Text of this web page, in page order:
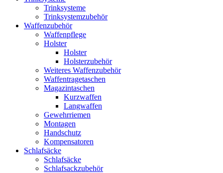
Trinksysteme
Trinksystemzubehör
Waffenzubehör
Waffenpflege
Holster
Holster
Holsterzubehör
Weiteres Waffenzubehör
Waffentragetaschen
Magazintaschen
Kurzwaffen
Langwaffen
Gewehrriemen
Montagen
Handschutz
Kompensatoren
Schlafsäcke
Schlafsäcke
Schlafsackzubehör